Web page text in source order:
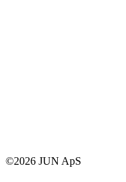
©2026 JUN ApS